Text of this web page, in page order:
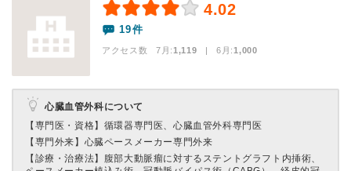
4.02
19件
アクセス数 7月:1,119 | 6月:1,000
心臓血管外科について
【専門医・資格】 循環器専門医、心臓血管外科専門医
【専門外来】 心臓ペースメーカー専門外来
【診療・治療法】
腹部大動脈瘤に対するステントグラフト内挿術、